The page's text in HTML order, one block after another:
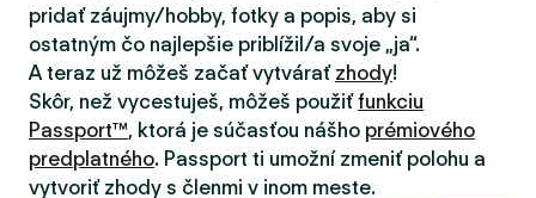
pridať záujmy/hobby, fotky a popis, aby si
ostatným čo najlepšie priblížil/a svoje „ja“.
A teraz už môžeš začať vytvárať zhody!
Skôr, než vycestuješ, môžeš použiťfunkciu
Passport™, ktorá je súčasťou nášho prémiového
predplatného. Passport ti umožní zmeniť polohu a
vytvoriť zhody s členmi v inom meste.